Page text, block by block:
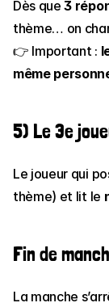
Dès que 3
thème… on
👉 Important :
même
5) Le 3e
Le joueur qui
thème) et lit le
Fin de
La manche